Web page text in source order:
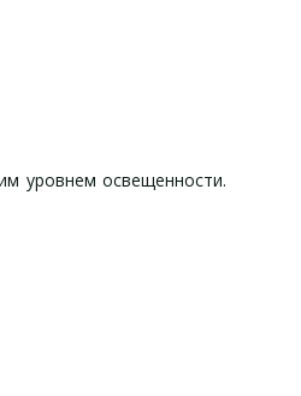
уровнем освещенности.